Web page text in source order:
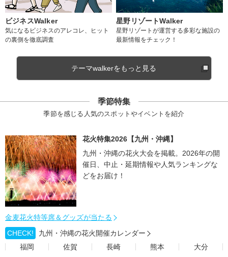
ビジネスWalker
気になるビジネスのアレコレ、ヒット
の裏側を徹底調査
星野リゾートWalker
星野リゾートが運営する多彩な施設の
最新情報をチェック！
テーマwalkerをもっと見る
季節特集
季節を感じる人気のスポットやイベントを紹介
花火特集2026【九州・沖縄】
九州・沖縄の花火大会を掲載。2026年の開
催日、中止・延期情報や人気ランキングな
どをお届け！
金麦花火特等席＆グッズが当たる
CHECK!
九州・沖縄の花火開催カレンダー
福岡
佐賀 長崎 熊本
大分